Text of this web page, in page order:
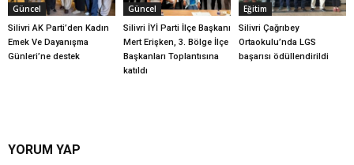
Güncel
Silivri AK Parti’den Kadın
Emek Ve Dayanışma
Günleri’ne destek
Güncel
Silivri İYİ Parti İlçe Başkanı
Mert Erişken, 3. Bölge İlçe
Başkanları Toplantısına
katıldı
Eğitim
Silivri Çağrıbey
Ortaokulu’nda LGS
başarısı ödüllendirildi
YORUM YAP